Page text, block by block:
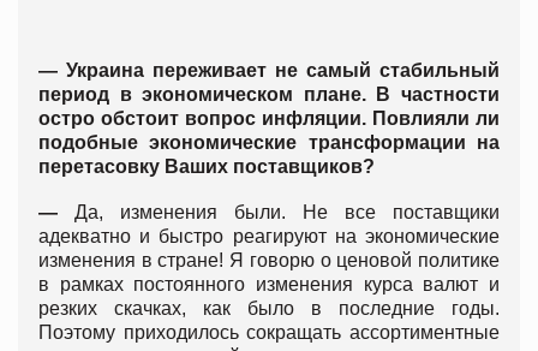
— Украина переживает не самый стабильный
период в экономическом плане. В частности
остро обстоит вопрос инфляции. Повлияли ли
подобные экономические трансформации на
перетасовку Ваших поставщиков?
— Да, изменения были. Не все поставщики
адекватно и быстро реагируют на экономические
изменения в стране! Я говорю о ценовой политике
в рамках постоянного изменения курса валют и
резких скачках, как было в последние годы.
Поэтому приходилось сокращать ассортиментные